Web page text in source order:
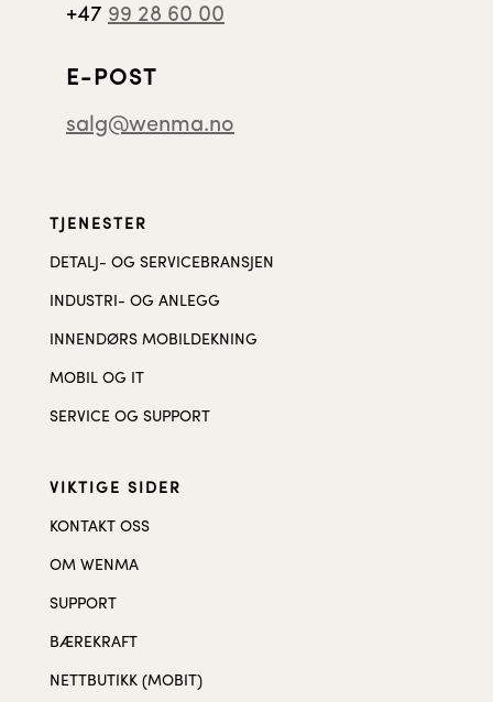
+47 99 28 60 00
E-POST
salg@wenma.no
TJENESTER
DETALJ- OG SERVICEBRANSJEN
INDUSTRI- OG ANLEGG
INNENDØRS MOBILDEKNING
MOBIL OG IT
SERVICE OG SUPPORT
VIKTIGE SIDER
KONTAKT OSS
OM WENMA
SUPPORT
BÆREKRAFT
NETTBUTIKK (MOBIT)